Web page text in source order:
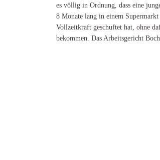
es völlig in Ordnung, dass eine
8 Monate lang in einem
Vollzeitkraft geschuftet hat, ohne
bekommen. Das Arbeitsgericht